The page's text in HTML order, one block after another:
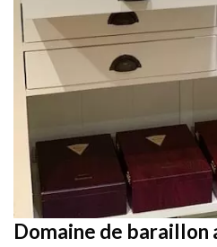
Domaine de baraillon